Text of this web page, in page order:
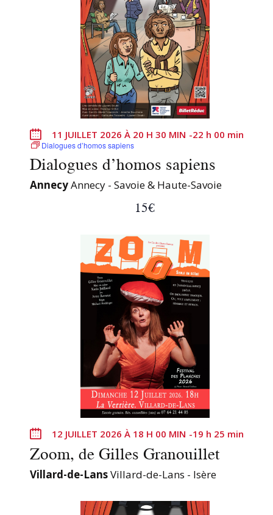
11 JUILLET 2026 À 20 H 30 MIN -22 h 00 min
Dialogues d’homos sapiens
Dialogues d’homos sapiens
AnnecyAnnecy - Savoie & Haute-Savoie
15€
12 JUILLET 2026 À 18 H 00 MIN -19 h 25 min
Zoom, de Gilles Granouillet
Villard-de-LansVillard-de-Lans - Isère